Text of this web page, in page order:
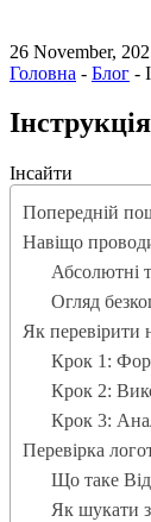
26 November,
Головна - Блог -
Інсайти
Попередній
Навіщо
Абсолютні
Огляд
Як перевірити
Крок 1:
Крок 2:
Крок 3:
Перевірка
Що таке
Як шукати